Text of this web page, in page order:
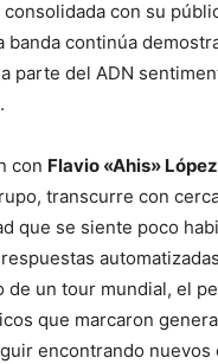
con su
banda continúa
parte del ADN
con Flavio «Ahis» López
transcurre con
que se siente poco
de un tour mundial, el
que marcaron
encontrando nuevos